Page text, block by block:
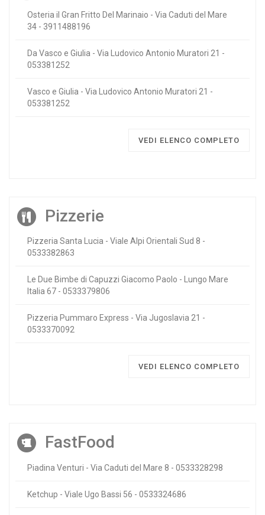
Osteria il Gran Fritto Del Marinaio - Via Caduti del Mare
34 - 3911488196
Da Vasco e Giulia - Via Ludovico Antonio Muratori 21 -
053381252
Vasco e Giulia - Via Ludovico Antonio Muratori 21 -
053381252
VEDI ELENCO COMPLETO
Pizzerie
Pizzeria Santa Lucia - Viale Alpi Orientali Sud 8 -
0533382863
Le Due Bimbe di Capuzzi Giacomo Paolo - Lungo Mare
Italia 67 - 0533379806
Pizzeria Pummaro Express - Via Jugoslavia 21 -
0533370092
VEDI ELENCO COMPLETO
FastFood
Piadina Venturi - Via Caduti del Mare 8 - 0533328298
Ketchup - Viale Ugo Bassi 56 - 0533324686